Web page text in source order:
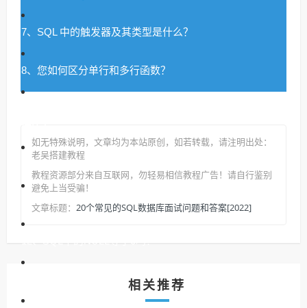
7、SQL 中的触发器及其类型是什么？
8、您如何区分单行和多行函数？
11、常用的 SQL 约束有哪些？
13、如何防范 SQL 注入攻击？
如无特殊说明，文章均为本站原创 ，如若转载，请注明出处：
老吴搭建教程
教程资源部分来自互联网，勿轻易相信教程广告！请自行鉴别
避免上当受骗！
文章标题： 20个常见的SQL数据库面试问题和答案[2022]
相关推荐